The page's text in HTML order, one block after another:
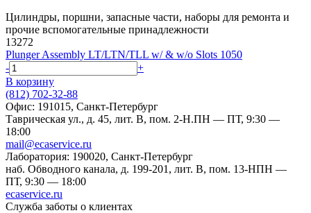
Цилиндры, поршни, запасные части, наборы для ремонта и
прочие вспомогательные принадлежности
13272
Plunger Assembly LT/LTN/TLL w/ & w/o Slots 1050
-
+
В корзину
(812) 702-32-88
Офис: 191015, Санкт-Петербург
Таврическая ул., д. 45, лит. В, пом. 2-Н.ПН — ПТ, 9:30 —
18:00
mail@ecaservice.ru
Лаборатория: 190020, Санкт-Петербург
наб. Обводного канала, д. 199-201, лит. В, пом. 13-НПН —
ПТ, 9:30 — 18:00
ecaservice.ru
Служба заботы о клиентах